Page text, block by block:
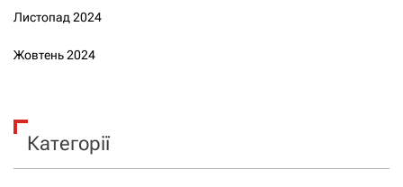
Листопад 2024
Жовтень 2024
Категорії